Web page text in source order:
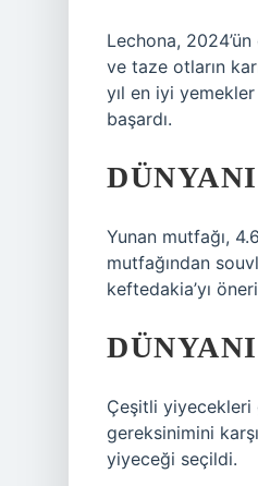
Lechona,
ve taze otların
yıl en iyi
başardı.
Yunan mutfağı,
mutfağından
keftedakia’yı
Çeşitli yiyecekleri
gereksinimini
yiyeceği seçildi.